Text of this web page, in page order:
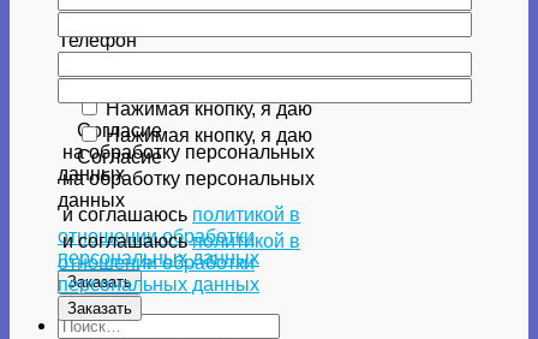
Телефон
Нажимая кнопку, я даю
Согласие
на обработку персональных
данных
и соглашаюсь политикой в
отношении обработки
персональных данных
Искать:
Нажимая кнопку, я даю
Согласие
на обработку персональных
данных
и соглашаюсьполитикой в
отношении обработки
персональных данных